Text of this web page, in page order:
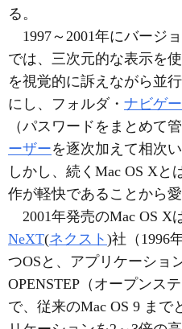
る。
1997～2001年にバージ
では、三次元的な表示を使
を視覚的に訴えながら並
にし、フォルダ・ ナビゲ
（パスワードをまとめて
ーザーを逐次加えて相次
しかし、続くMac OS Xと
作が軽快であることから愛
2001年発売のMac OS X
NeXT(ネクスト )社（1996
つOSと、アプリケーショ
OPENSTEP（オープンス
で、従来のMac OS 9 ま